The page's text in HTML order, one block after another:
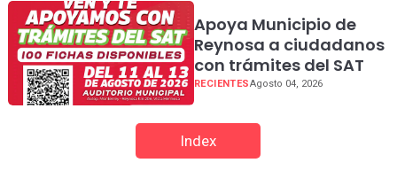
Apoya Municipio de
Reynosa a ciudadanos
con trámites del SAT
RECIENTESAgosto 04, 2026
Index